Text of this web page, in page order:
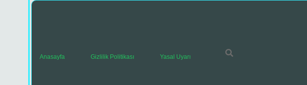
Anasayfa Gizlilik Politikası Yasal Uyarı